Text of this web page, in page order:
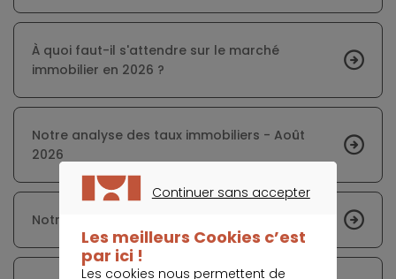
À quoi faut-il s'attendre sur le marché
immobilier en 2026 ?
Notre analyse des taux immobiliers - Août
2026
Notre analyse des taux immobiliers - Juin 2026
Continuer sans accepter
Les meilleurs Cookies c’est
par ici !
Les cookies nous permettent de